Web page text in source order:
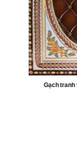
Gạch tranh